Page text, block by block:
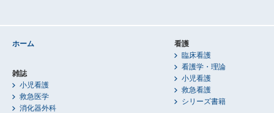
ホーム
雑誌
小児看護
救急医学
消化器外科
看護
臨床看護
看護学・理論
小児看護
救急看護
シリーズ書籍